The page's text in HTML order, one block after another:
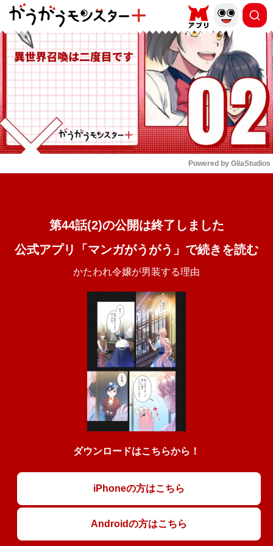
もっと読む
Powered by GliaStudios
第44話(2)の公開は終了しました
公式アプリ「マンガがうがう」で続きを読む
かたわれ令嬢が男装する理由
ダウンロードはこちらから！
iPhoneの方はこちら
Androidの方はこちら